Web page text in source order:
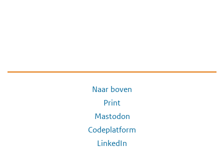
Naar boven
Print
Mastodon
Codeplatform
LinkedIn